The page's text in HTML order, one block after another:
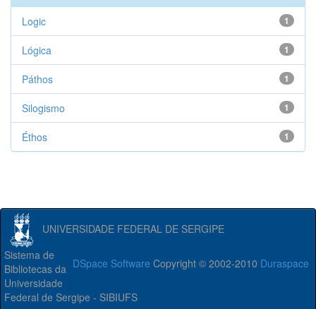
1
Logic
1
Lógica
1
Páthos
1
Silogismo
1
Éthos
UNIVERSIDADE FEDERAL DE SERGIPE
DSpace Software Copyright © 2002-2010 Duraspace
Sistema de
Bibliotecas da
Universidade
Federal de Sergipe - SIBIUFS